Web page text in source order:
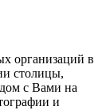
организаций в
столицы,
с Вами на
и